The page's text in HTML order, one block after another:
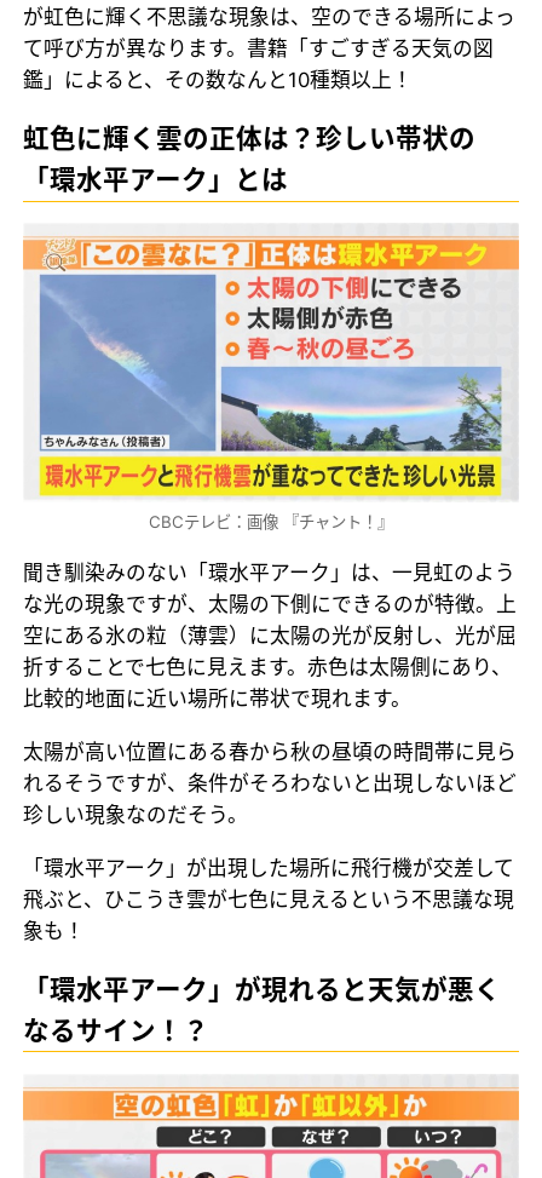
が虹色に輝く不思議な現象は、空のできる場所によっ
て呼び方が異なります。書籍「すごすぎる天気の図
鑑」によると、その数なんと10種類以上！
虹色に輝く雲の正体は？珍しい帯状の
「環水平アーク」とは
CBCテレビ：画像 『チャント！』
聞き馴染みのない「環水平アーク」は、一見虹のよう
な光の現象ですが、太陽の下側にできるのが特徴。上
空にある氷の粒（薄雲）に太陽の光が反射し、光が屈
折することで七色に見えます。赤色は太陽側にあり、
比較的地面に近い場所に帯状で現れます。
太陽が高い位置にある春から秋の昼頃の時間帯に見ら
れるそうですが、条件がそろわないと出現しないほど
珍しい現象なのだそう。
「環水平アーク」が出現した場所に飛行機が交差して
飛ぶと、ひこうき雲が七色に見えるという不思議な現
象も！
「環水平アーク」が現れると天気が悪く
なるサイン！？